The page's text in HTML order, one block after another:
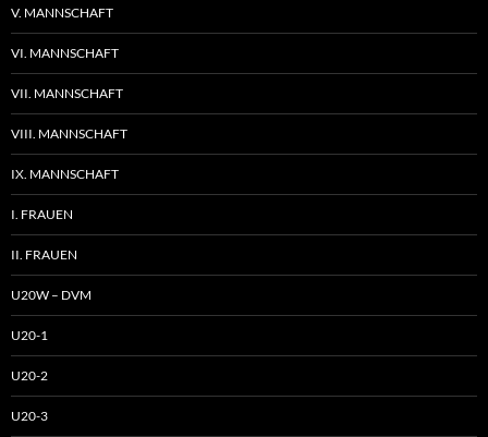
V. MANNSCHAFT
VI. MANNSCHAFT
VII. MANNSCHAFT
VIII. MANNSCHAFT
IX. MANNSCHAFT
I. FRAUEN
II. FRAUEN
U20W – DVM
U20-1
U20-2
U20-3